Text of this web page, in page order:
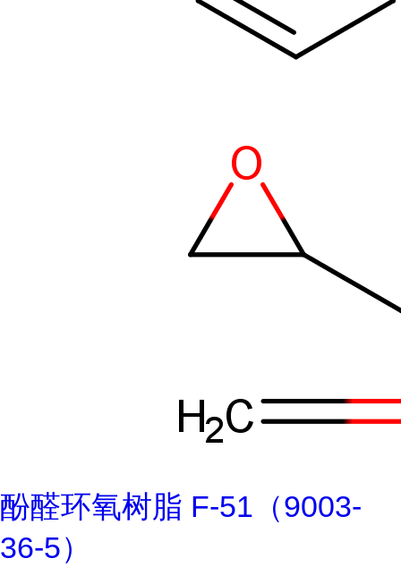
酚醛环氧树脂 F-51（9003-
36-5）